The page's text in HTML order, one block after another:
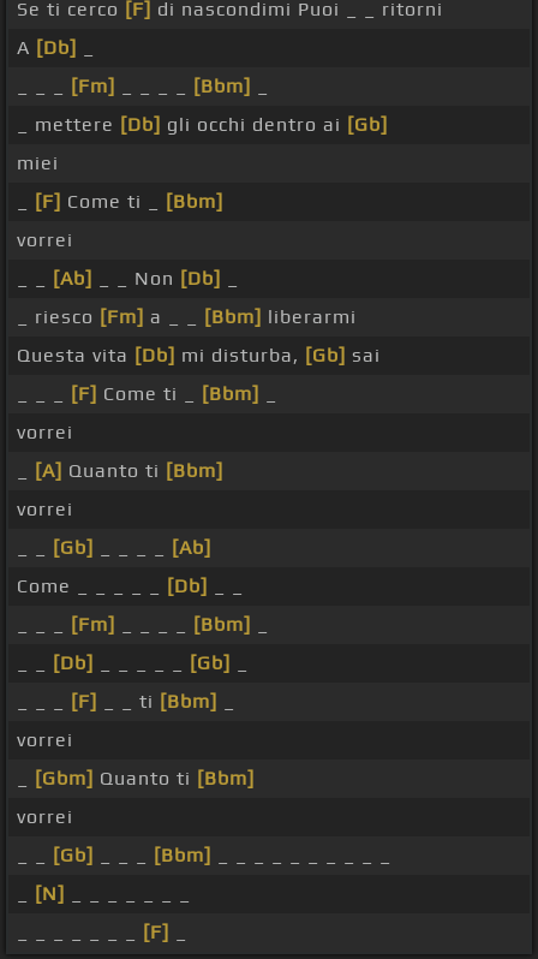
Se ti cerco [F] di nascondimi Puoi _ _ ritorni
A [Db]
[Fm] [Bbm]
_ mettere [Db] gli occhi dentro ai [Gb]
miei
[F] Come ti _
[Bbm]
vorrei
[Ab] _ _ Non [Db]
_ riesco [Fm] a _ _ [Bbm] liberarmi
Questa vita [Db] mi disturba, [Gb] sai
[F] Come ti _ [Bbm]
vorrei
[A] Quanto ti [Bbm]
vorrei
[Gb]
[Ab]
Come _ _ _ _ _
[Db]
[Fm] [Bbm]
[Db] [Gb]
[F] _ _ ti [Bbm]
vorrei
[Gbm] Quanto ti [Bbm]
vorrei
[Gb] [Bbm]
[N]
[F]